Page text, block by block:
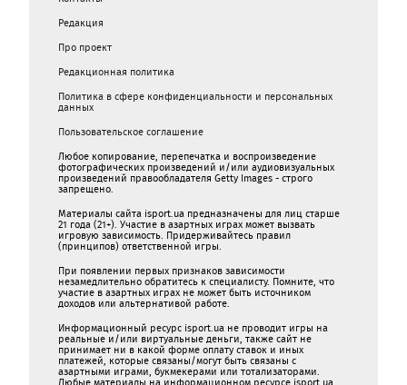
Редакция
Про проект
Редакционная политика
Политика в сфере конфиденциальности и персональных
данных
Пользовательское соглашение
Любое копирование, перепечатка и воспроизведение
фотографических произведений и/или аудиовизуальных
произведений правообладателя Getty Images - строго
запрещено.
Материалы сайта isport.ua предназначены для лиц старше
21 года (21+). Участие в азартных играх может вызвать
игровую зависимость. Придерживайтесь правил
(принципов) ответственной игры.
При появлении первых признаков зависимости
незамедлительно обратитесь к специалисту. Помните, что
участие в азартных играх не может быть источником
доходов или альтернативой работе.
Информационный ресурс isport.ua не проводит игры на
реальные и/или виртуальные деньги, также сайт не
принимает ни в какой форме oплaту ставок и иных
платежей, которые связаны/могут быть связаны c
азартными игрaми, букмекерами или тотализаторами.